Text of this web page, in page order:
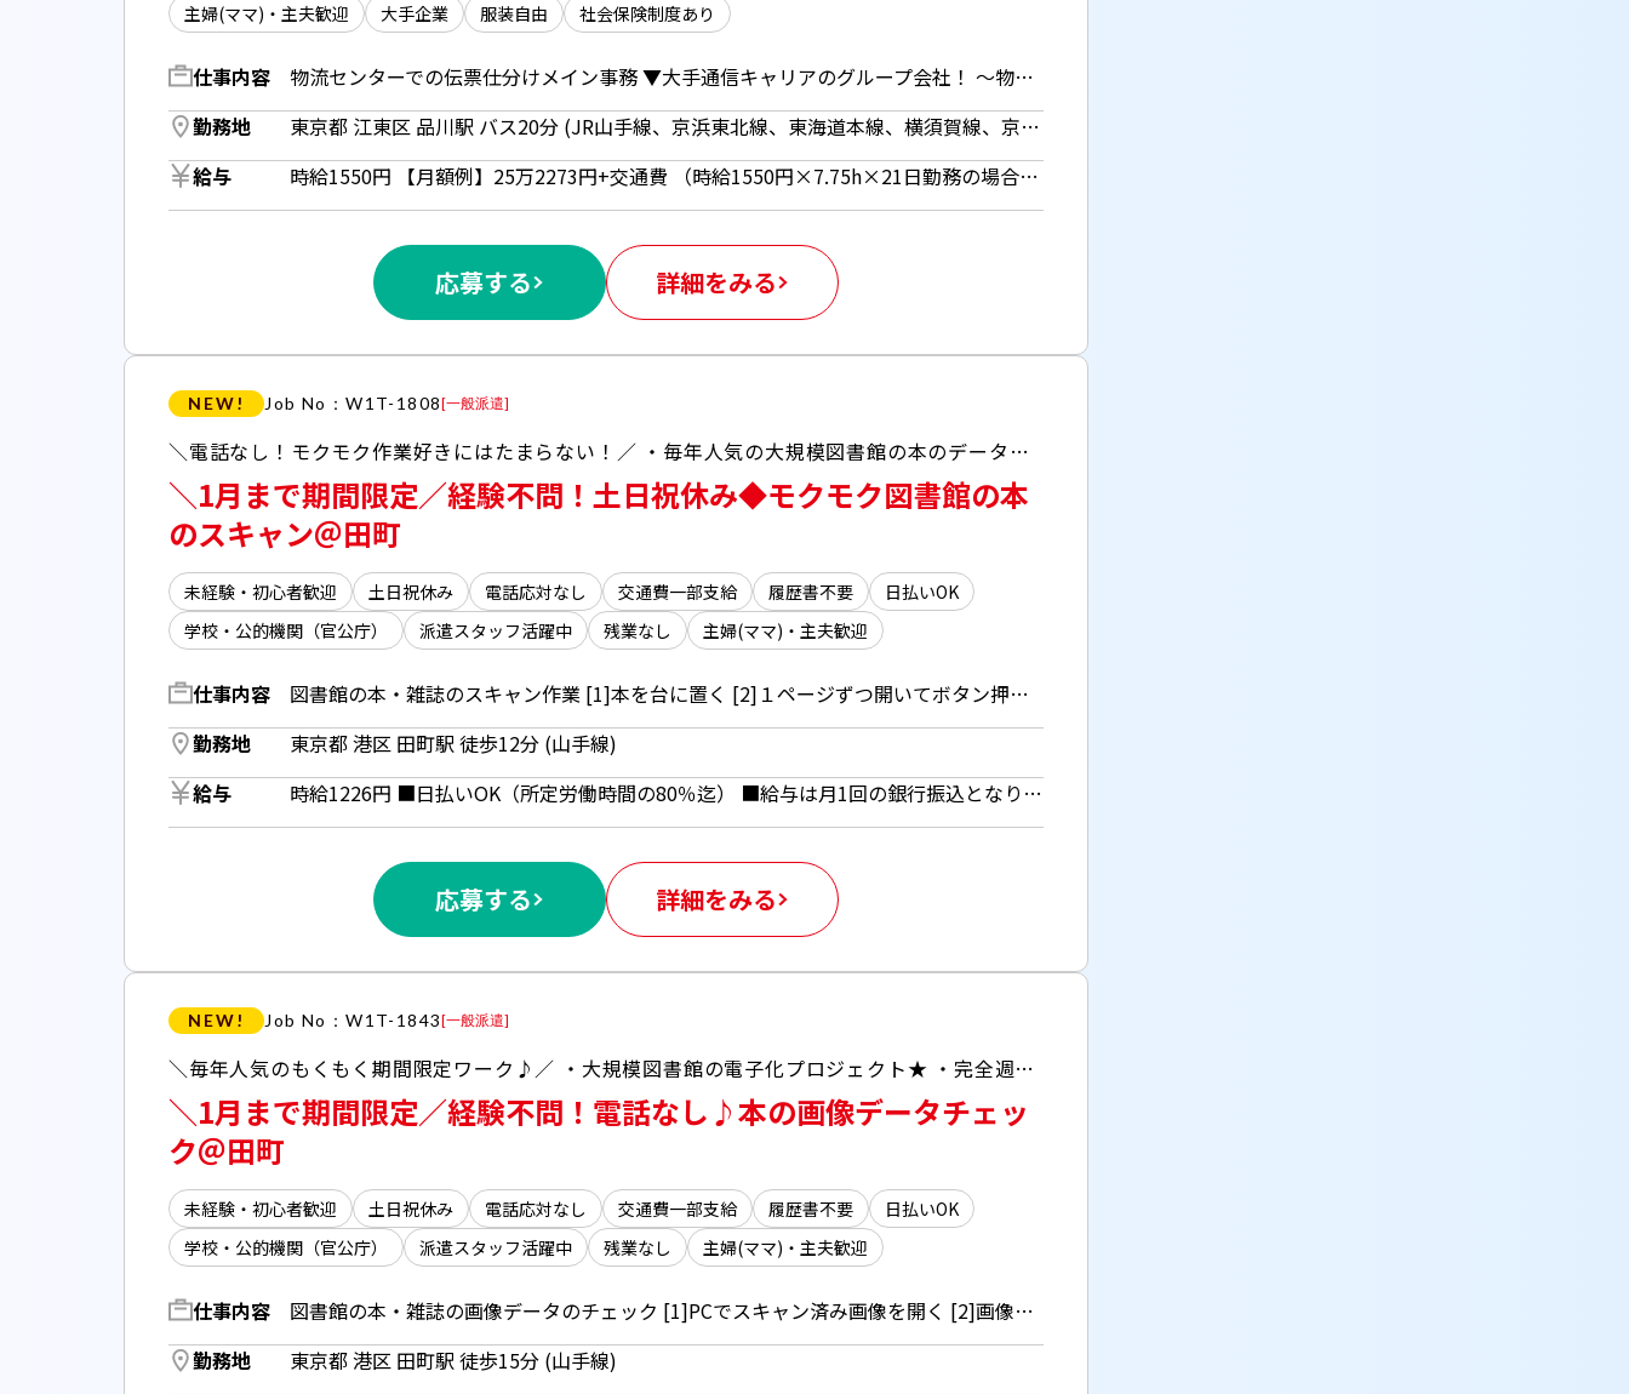
主婦(ママ)・主夫歓迎
大手企業 服装自由 社会保険制度あり
仕事内容
物流センターでの伝票仕分けメイン事務 ▼大手通信キャリアのグループ会社！ ～物流倉庫内の一角の事務スペースでのお仕事です～ ・伝票データの印刷、仕分け ・決まったフォーマットへのデータ入力 ・倉庫現場スタッフさんへ伝票を渡す ・電話対応（1日2～3件程度） ・メール対応（最初はカンタンなものから返信程度♪） ・ぬいぐるみなどの軽量物のピッキング＆検品 ＊事務作業7割、軽作業3割程度の業務です＊
勤務地
東京都 江東区 品川駅 バス20分 (JR山手線、京浜東北線、東海道本線、横須賀線、京急本線)
給与
時給1550円 【月額例】25万2273円+交通費 （時給1550円×7.75h×21日勤務の場合） ※月額例は一例であり、保証するものではありません。 ■日払いOK（所定労働時間の80％迄） ■給与は月1回の銀行振込となりますが、「JOBPAY（ジョブペイ）」の利用で就業当日に給料相当額の一部をセブン銀行や三菱UFJ銀行、コンビニ等のATMから受け取る事が可能です！※受取タイミングは自由だから週1回や月2回などの使い方もOK！ ◎『JOBPAY』はマイページにてカード発行手続き完了後より利用可能です♪ ⇒詳しくはお仕事紹介時に担当者までご相談ください
応募する 詳細をみる
NEW! Job No：W1T-1808[一般派遣]
＼電話なし！モクモク作業好きにはたまらない！／ ・毎年人気の大規模図書館の本のデータ化！ ・完全週休二日制＆残業なしでタイパ抜群！ ・若手～主婦（夫）、ミドル層まで幅広く活躍中！
＼1月まで期間限定／経験不問！土日祝休み◆モクモク図書館の本
のスキャン＠田町
未経験・初心者歓迎 土日祝休み 電話応対なし 交通費一部支給 履歴書不要
日払いOK
学校・公的機関（官公庁）
派遣スタッフ活躍中 残業なし 主婦(ママ)・主夫歓迎
仕事内容
図書館の本・雑誌のスキャン作業 [1]本を台に置く [2]１ページずつ開いてボタン押す ★[1][2]の繰り返し＆シンプルな作業！
勤務地
東京都 港区 田町駅 徒歩12分 (山手線)
給与
時給1226円 ■日払いOK（所定労働時間の80％迄） ■給与は月1回の銀行振込となりますが、「JOBPAY（ジョブペイ）」の利用で就業当日に給料相当額の一部をセブン銀行や三菱UFJ銀行、コンビニ等のATMから受け取る事が可能です！※受取タイミングは自由だから週1回や月2回などの使い方もOK！ ◎『JOBPAY』はマイページにてカード発行手続き完了後より利用可能です♪ ⇒詳しくはお仕事紹介時に担当者までご相談ください
応募する 詳細をみる
NEW! Job No：W1T-1843[一般派遣]
＼毎年人気のもくもく期間限定ワーク♪／ ・大規模図書館の電子化プロジェクト★ ・完全週休二日制＆残業なしでタイパ抜群！
＼1月まで期間限定／経験不問！電話なし♪本の画像データチェッ
ク＠田町
未経験・初心者歓迎 土日祝休み 電話応対なし 交通費一部支給 履歴書不要
日払いOK
学校・公的機関（官公庁）
派遣スタッフ活躍中 残業なし 主婦(ママ)・主夫歓迎
仕事内容
図書館の本・雑誌の画像データのチェック [1]PCでスキャン済み画像を開く [2]画像にズレやスキャンミスがないかチェック！ ★[1][2]の繰り返し＆シンプルな作業！ 社員さんが近くにいるので不明点も確認しやすい環境で安心◎ 若手～主婦（夫）、ミドル層まで幅広く活躍中！ PC基本操作ができればOKです♪
勤務地
東京都 港区 田町駅 徒歩15分 (山手線)